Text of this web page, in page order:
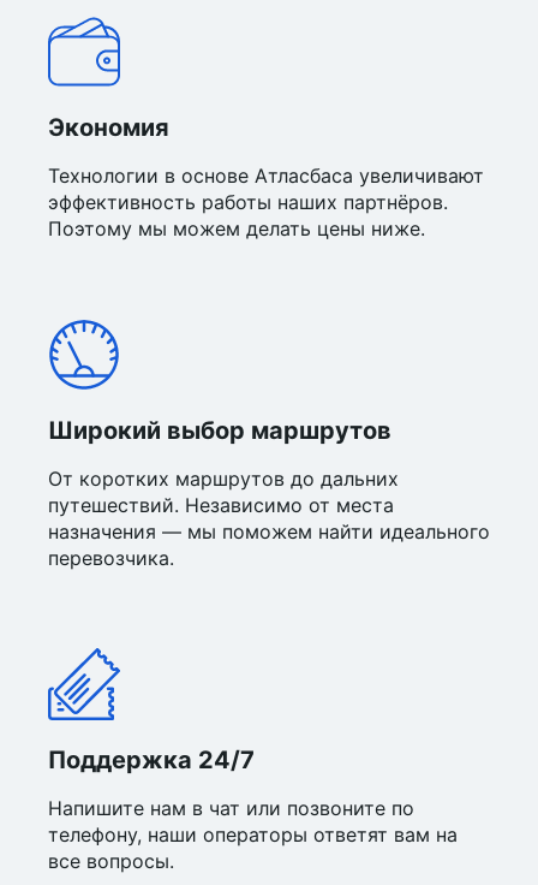
Экономия
Технологии в основе Атласбаса увеличивают
эффективность работы наших партнёров.
Поэтому мы можем делать цены ниже.
Широкий выбор маршрутов
От коротких маршрутов до дальних
путешествий. Независимо от места
назначения — мы поможем найти идеального
перевозчика.
Поддержка 24/7
Напишите нам в чат или позвоните по
телефону, наши операторы ответят вам на
все вопросы.